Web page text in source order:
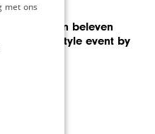
zien en beleven
het Lifestyle event by
met ons